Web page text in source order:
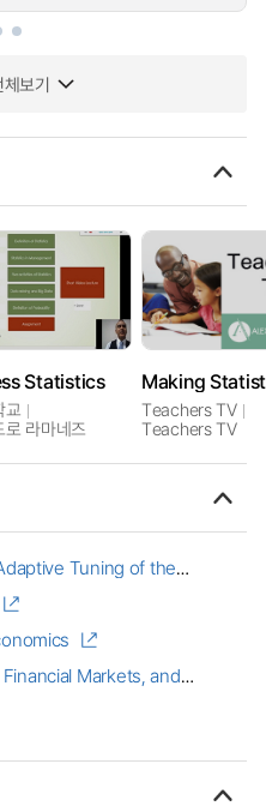
체보기
Statistics
교
로 라마네즈
Teachers TV
Teachers TV
Tuning of the
Markets, and